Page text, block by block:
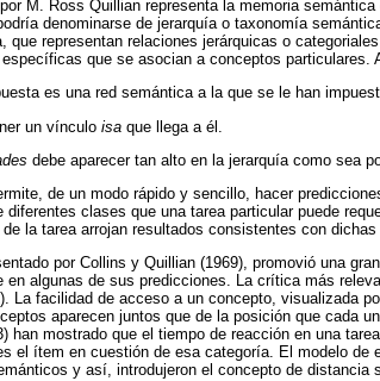
M. Ross Quillian representa la memoria
denominarse de jerarquía o taxonomía
representan relaciones jerárquicas o
que se asocian a conceptos particulares.
es una red semántica a la que se le han
un vínculo isa que llega a él.
debe aparecer tan alto en la jerarquía como sea
de un modo rápido y sencillo, hacer
diferentes clases que una tarea particular puede
la tarea arrojan resultados consistentes con
por Collins y Quillian (1969), promovió una
en algunas de sus predicciones. La crítica más
La facilidad de acceso a un concepto, visualizada
aparecen juntos que de la posición que cada
han mostrado que el tiempo de reacción en una
el ítem en cuestión de esa categoría. El modelo de
y así, introdujeron el concepto de distancia